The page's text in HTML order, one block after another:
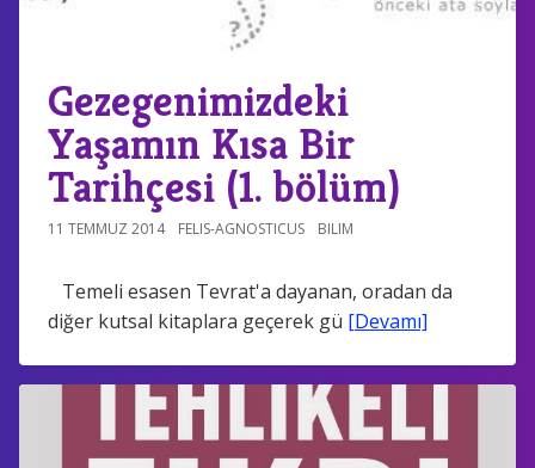
Gezegenimizdeki
Yaşamın Kısa Bir
Tarihçesi (1. bölüm)
11 TEMMUZ 2014 FELIS-AGNOSTICUS BILIM
Temeli esasen Tevrat'a dayanan, oradan da
diğer kutsal kitaplara geçerek gü [Devamı]